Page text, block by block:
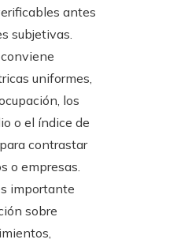
antes
subjetivas.
uniformes,
los
o el índice de
contrastar
o empresas.
importante
sobre